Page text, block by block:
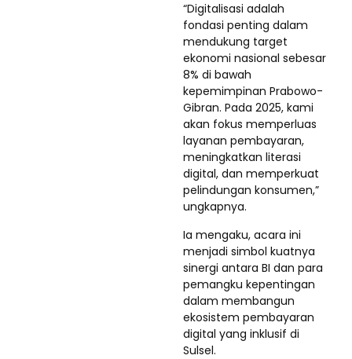
“Digitalisasi adalah
fondasi penting dalam
mendukung target
ekonomi nasional sebesar
8% di bawah
kepemimpinan Prabowo-
Gibran. Pada 2025, kami
akan fokus memperluas
layanan pembayaran,
meningkatkan literasi
digital, dan memperkuat
pelindungan konsumen,”
ungkapnya.
Ia mengaku, acara ini
menjadi simbol kuatnya
sinergi antara BI dan para
pemangku kepentingan
dalam membangun
ekosistem pembayaran
digital yang inklusif di
Sulsel.